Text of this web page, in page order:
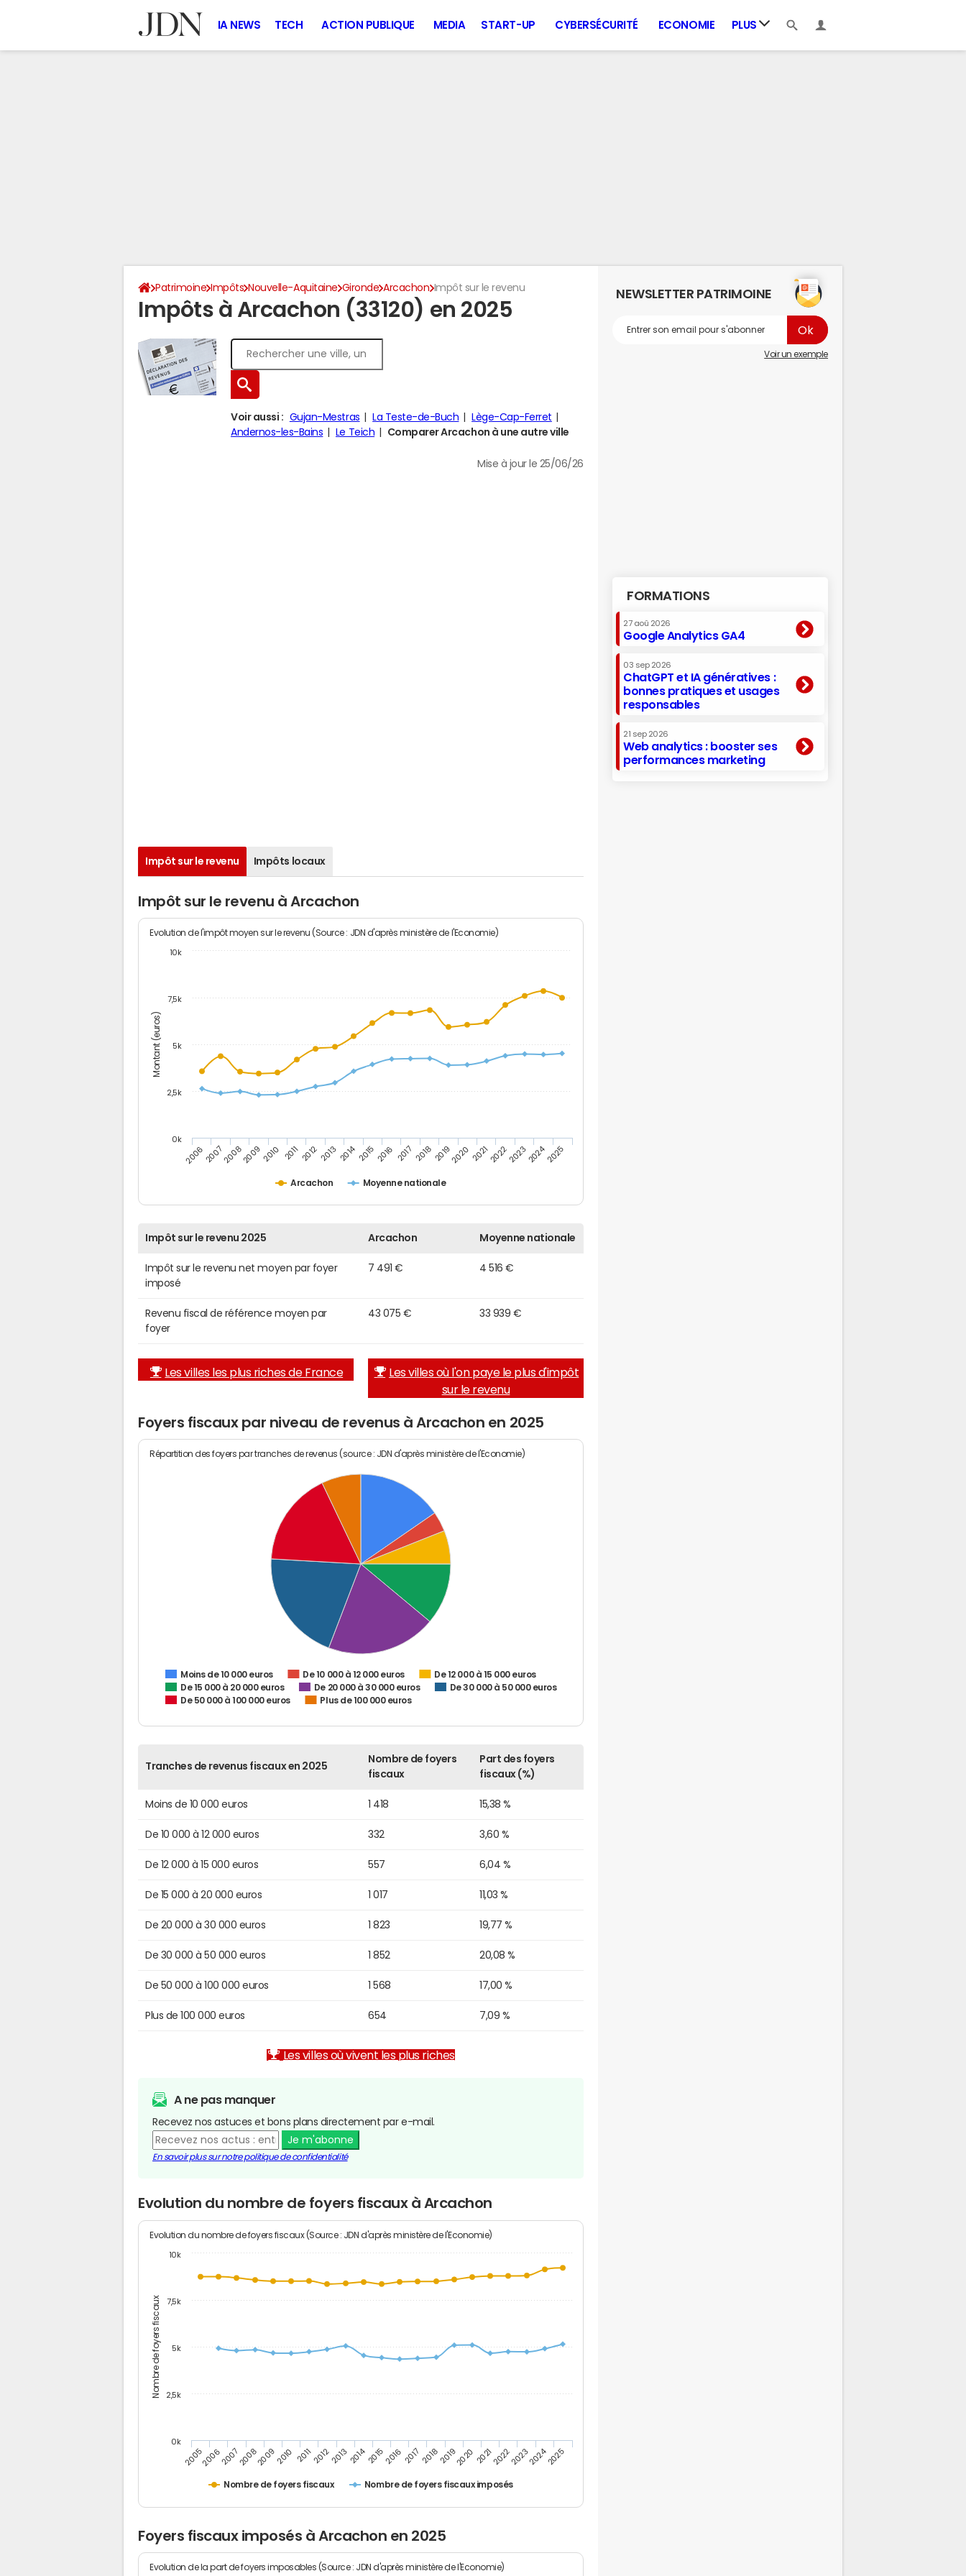
IA NEWS TECH ACTION PUBLIQUE MEDIA START-UP CYBERSÉCURITÉ ECONOMIE PLUS
Patrimoine Impôts Nouvelle-Aquitaine Gironde Arcachon Impôt sur le revenu
Impôts à Arcachon (33120) en 2025
Voir aussi : Gujan-Mestras La Teste-de-Buch
Lège-Cap-Ferret
Andernos-les-Bains
Le Teich Comparer Arcachon à une autre ville
Mise à jour le 25/06/26
Impôt sur le revenu Impôts locaux
Impôt sur le revenu à Arcachon
Montant (euros)
Evolution de l'impôt moyen sur le revenu (Source : JDN d'après ministère de l'Economie)
Arcachon Moyenne nationale
20062007200820092010 2011 20122013201420152016 2017 20182019202020212022202320242025
0k
10k
2,5k
5k
7,5k
Impôt sur le revenu 2025 Arcachon Moyenne nationale
Impôt sur le revenu net moyen par foyer
imposé
7 491 € 4 516 €
Revenu fiscal de référence moyen par
foyer
43 075 € 33 939 €
Les villes les plus riches de France
Les villes où l'on paye le plus d'impôt
sur le revenu
Foyers fiscaux par niveau de revenus à Arcachon en 2025
Répartition des foyers par tranches de revenus (source : JDN d'après ministère de l'Economie)
Moins de 10 000 euros De 10 000 à 12 000 euros
De 12 000 à 15 000 euros
De 15 000 à 20 000 euros
De 20 000 à 30 000 euros
De 30 000 à 50 000 euros
De 50 000 à 100 000 euros
Plus de 100 000 euros
Tranches de revenus fiscaux en 2025
Nombre de foyers
fiscaux
Part des foyers
fiscaux (%)
Moins de 10 000 euros 1 418 15,38 %
De 10 000 à 12 000 euros 332 3,60 %
De 12 000 à 15 000 euros 557 6,04 %
De 15 000 à 20 000 euros 1 017 11,03 %
De 20 000 à 30 000 euros 1 823 19,77 %
De 30 000 à 50 000 euros 1 852 20,08 %
De 50 000 à 100 000 euros 1 568 17,00 %
Plus de 100 000 euros 654 7,09 %
Les villes où vivent les plus riches
A ne pas manquer
Recevez nos astuces et bons plans directement par e-mail.
Je m'abonne
En savoir plus sur notre politique de confidentialité
Evolution du nombre de foyers fiscaux à Arcachon
Nombre de foyers fiscaux
Evolution du nombre de foyers fiscaux (Source : JDN d'après ministère de l'Economie)
Nombre de foyers fiscaux Nombre de foyers fiscaux imposés
200520062007200820092010 201120122013201420152016 2017 20182019202020212022202320242025
0k
2,5k
5k
7,5k
10k
Foyers fiscaux imposés à Arcachon en 2025
Evolution de la part de foyers imposables (Source : JDN d'après ministère de l'Economie)
NEWSLETTER PATRIMOINE
Voir un exemple
FORMATIONS
27 aoû 2026
Google Analytics GA4
03 sep 2026
ChatGPT et IA génératives :
bonnes pratiques et usages
responsables
21 sep 2026
Web analytics : booster ses
performances marketing